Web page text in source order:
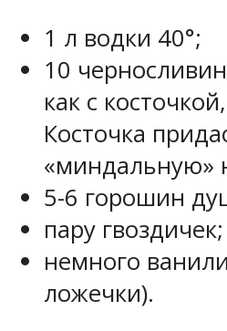
1 л водки 40°;
10
как с
Косточка
«миндальную»
5-6 горошин
пару гвоздичек;
немного
ложечки).